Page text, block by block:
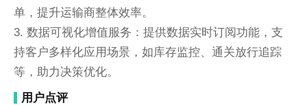
单，提升运输商整体效率。
3. 数据可视化增值服务：提供数据实时订阅功能，支
持客户多样化应用场景，如库存监控、通关放行追踪
等，助力决策优化。
用户点评